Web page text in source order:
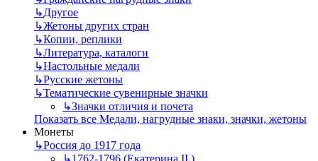
↳Другое
↳Жетоны других стран
↳Копии, реплики
↳Литература, каталоги
↳Настольные медали
↳Русские жетоны
↳Тематические сувенирные значки
↳Значки отличия и почета
Показать все Медали, нагрудные знаки, значки, жетоны
Монеты
↳Россия до 1917 года
↳1762-1796 (Екатерина II )